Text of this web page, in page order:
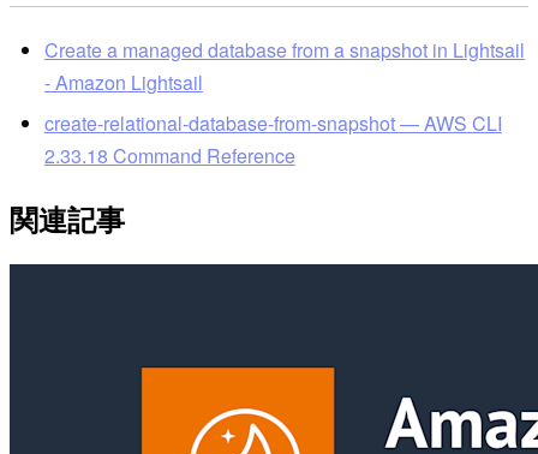
Create a managed database from a snapshot in Lightsail
- Amazon Lightsail
create-relational-database-from-snapshot — AWS CLI
2.33.18 Command Reference
関連記事